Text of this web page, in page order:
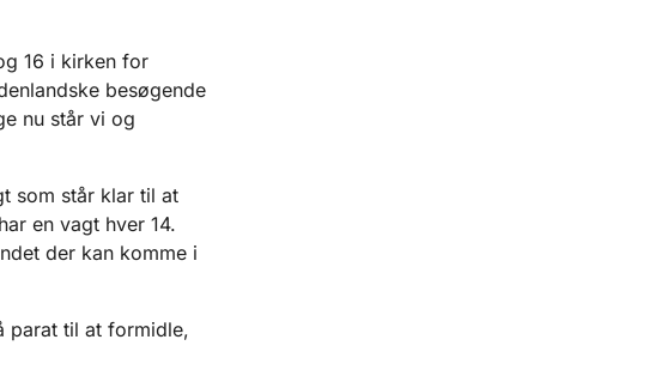
16 i kirken for
besøgende
nu står vi og
som står klar til at
en vagt hver 14.
der kan komme i
parat til at formidle,